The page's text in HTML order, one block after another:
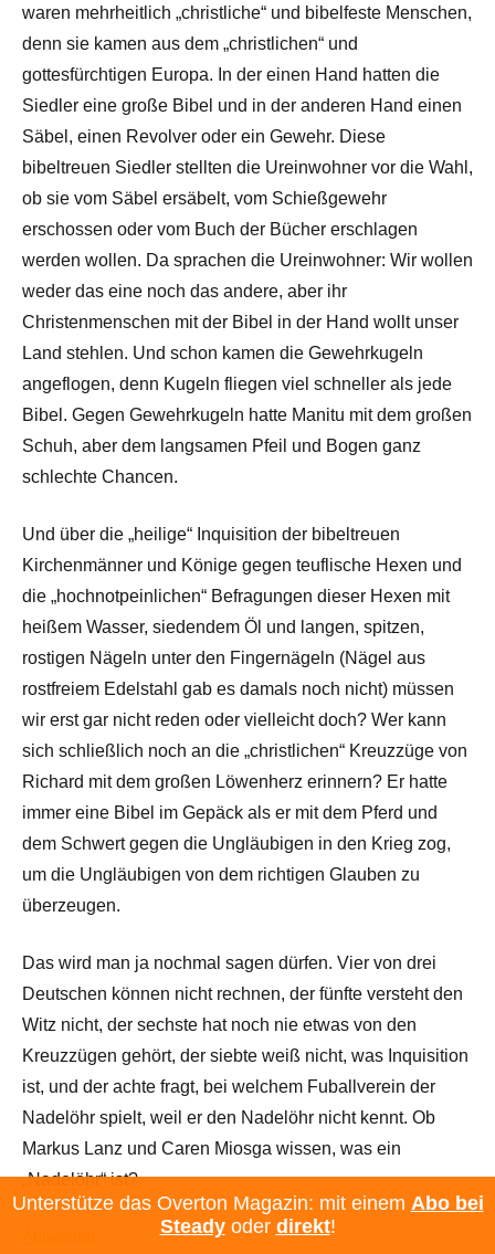
waren mehrheitlich „christliche“ und bibelfeste Menschen,
denn sie kamen aus dem „christlichen“ und
gottesfürchtigen Europa. In der einen Hand hatten die
Siedler eine große Bibel und in der anderen Hand einen
Säbel, einen Revolver oder ein Gewehr. Diese
bibeltreuen Siedler stellten die Ureinwohner vor die Wahl,
ob sie vom Säbel ersäbelt, vom Schießgewehr
erschossen oder vom Buch der Bücher erschlagen
werden wollen. Da sprachen die Ureinwohner: Wir wollen
weder das eine noch das andere, aber ihr
Christenmenschen mit der Bibel in der Hand wollt unser
Land stehlen. Und schon kamen die Gewehrkugeln
angeflogen, denn Kugeln fliegen viel schneller als jede
Bibel. Gegen Gewehrkugeln hatte Manitu mit dem großen
Schuh, aber dem langsamen Pfeil und Bogen ganz
schlechte Chancen.
Und über die „heilige“ Inquisition der bibeltreuen
Kirchenmänner und Könige gegen teuflische Hexen und
die „hochnotpeinlichen“ Befragungen dieser Hexen mit
heißem Wasser, siedendem Öl und langen, spitzen,
rostigen Nägeln unter den Fingernägeln (Nägel aus
rostfreiem Edelstahl gab es damals noch nicht) müssen
wir erst gar nicht reden oder vielleicht doch? Wer kann
sich schließlich noch an die „christlichen“ Kreuzzüge von
Richard mit dem großen Löwenherz erinnern? Er hatte
immer eine Bibel im Gepäck als er mit dem Pferd und
dem Schwert gegen die Ungläubigen in den Krieg zog,
um die Ungläubigen von dem richtigen Glauben zu
überzeugen.
Das wird man ja nochmal sagen dürfen. Vier von drei
Deutschen können nicht rechnen, der fünfte versteht den
Witz nicht, der sechste hat noch nie etwas von den
Kreuzzügen gehört, der siebte weiß nicht, was Inquisition
ist, und der achte fragt, bei welchem Fuballverein der
Nadelöhr spielt, weil er den Nadelöhr nicht kennt. Ob
Markus Lanz und Caren Miosga wissen, was ein
„Nadelöhr“ ist?
Unterstütze das Overton Magazin: mit einem Abo bei
Steadyoder direkt!